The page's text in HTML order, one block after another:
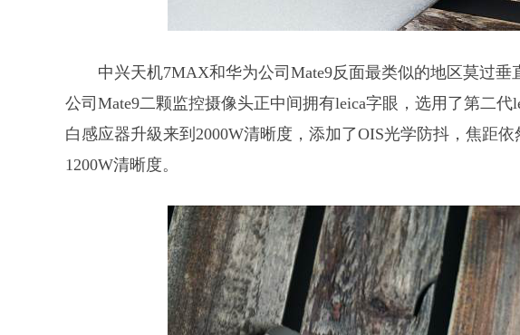
中兴天机7MAX和华为公司Mate9反面最类似的地区莫过
公司Mate9二颗监控摄像头正中间拥有leica字眼，选用了第二
白感应器升級来到2000W清晰度，添加了OIS光学防抖，焦距
1200W清晰度。